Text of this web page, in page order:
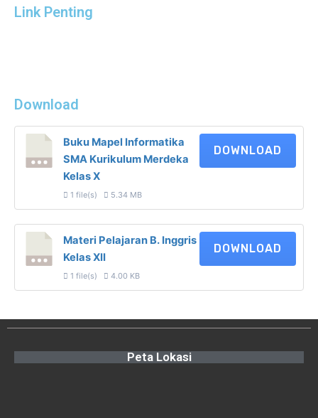
Link Penting
Download
Buku Mapel Informatika
SMA Kurikulum Merdeka
Kelas X
1 file(s) 5.34 MB
DOWNLOAD
Materi Pelajaran B. Inggris
Kelas XII
1 file(s) 4.00 KB
DOWNLOAD
Peta Lokasi